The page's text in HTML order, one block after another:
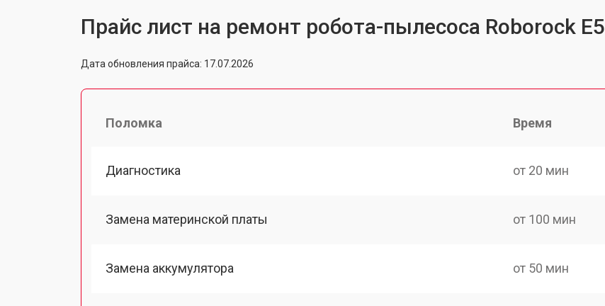
Прайс лист на ремонт робота-пылесоса Roborock E5
Дата обновления прайса: 17.07.2026
Поломка Время
Диагностика от 20 мин
Замена материнской платы от 100 мин
Замена аккумулятора от 50 мин